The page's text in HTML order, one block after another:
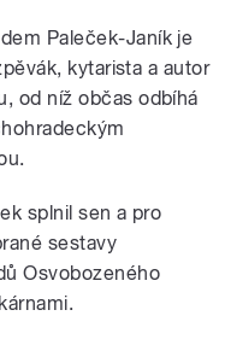
Paleček-Janík je
kytarista a autor
od níž občas odbíhá
splnil sen a pro
sestavy
Osvobozeného